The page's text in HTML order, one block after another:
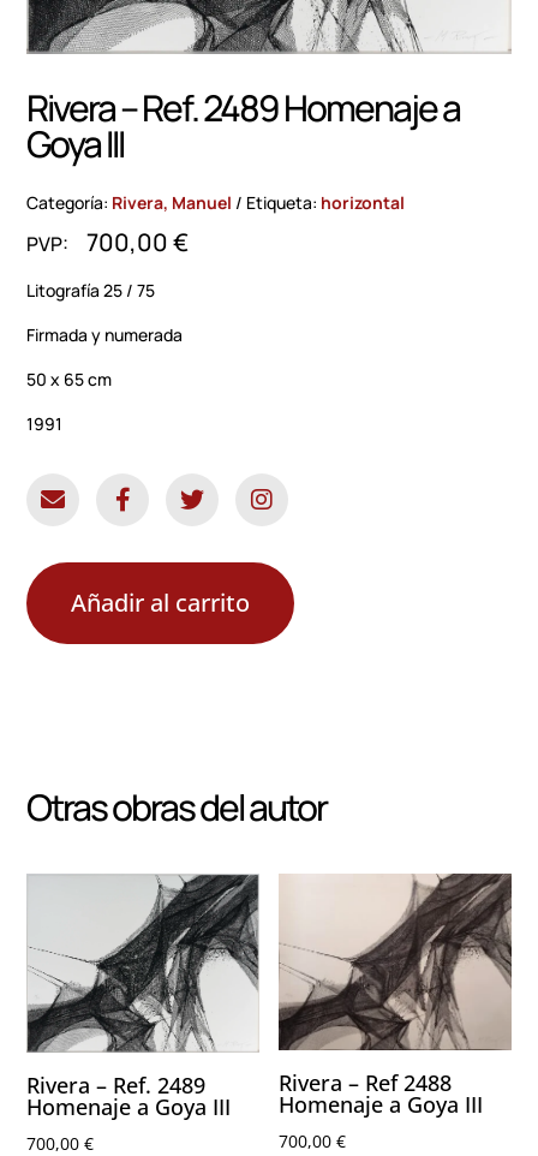
Rivera – Ref. 2489 Homenaje a
Goya III
Categoría: Rivera, Manuel Etiqueta: horizontal
700,00€
Litografía 25 / 75
Firmada y numerada
50 x 65 cm
1991
Añadir al carrito
Otras obras del autor
Rivera – Ref. 2489
Homenaje a Goya III
700,00€
Rivera – Ref 2488
Homenaje a Goya III
700,00€